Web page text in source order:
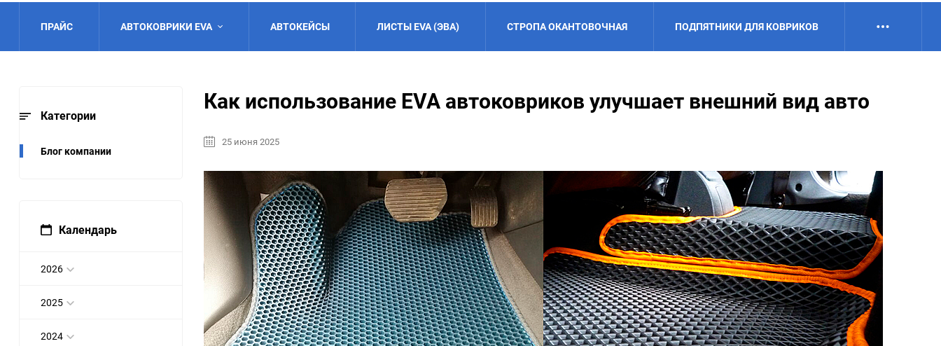
ПРАЙС
Asia Aston Martin Audi Austin BAIC BelGee
Bentley BMW
Cadillac ChangFeng Changan Changhe
Chevrolet Chrysler Citroen DKW DS
Dacia Dadi Daewoo Daihatsu Daimler
De Tomaso DeLorean Delage Derways Dodge
Doninvest Eagle Excalibur FAW FSO
АВТОКОВРИКИ EVA АВТОКЕЙСЫ ЛИСТЫ EVA (ЭВА) СТРОПА ОКАНТОВОЧНАЯ ПОДПЯТНИКИ ДЛЯ КОВРИКОВ
Категории
Блог компании
Календарь
2026
2025
2024
Как использование EVA автоковриков улучшает внешний вид авто
25 июня 2025